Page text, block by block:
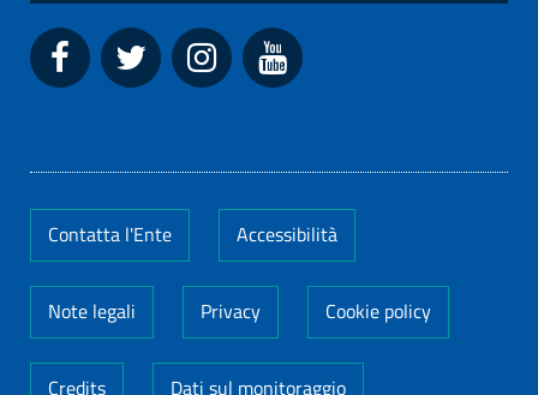
Contatta l'Ente Accessibilità
Note legali Privacy Cookie policy
Credits Dati sul monitoraggio